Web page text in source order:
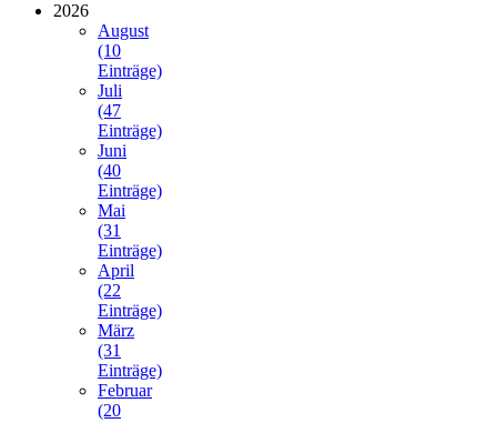
2026
August
(10
Einträge)
Juli
(47
Einträge)
Juni
(40
Einträge)
Mai
(31
Einträge)
April
(22
Einträge)
März
(31
Einträge)
Februar
(20